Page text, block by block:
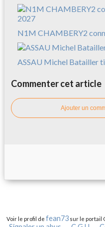
N1M CHAMBERY2
ASSAU Michel Batailler
Commenter cet article
Ajouter un
Voir le profil defean73 sur le portail